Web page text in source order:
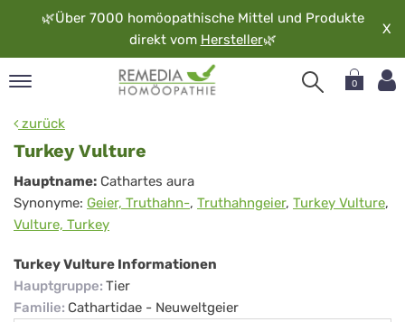
🌿Über 7000 homöopathische Mittel und Produkte
direkt vom Hersteller🌿
X
0
zurück
Turkey Vulture
Turkey
Vulture
Hauptname: Cathartes aura
Synonyme: Geier, Truthahn-, Truthahngeier, Turkey Vulture,
Vulture, Turkey
Turkey Vulture Informationen
Hauptgruppe: Tier
Familie: Cathartidae - Neuweltgeier